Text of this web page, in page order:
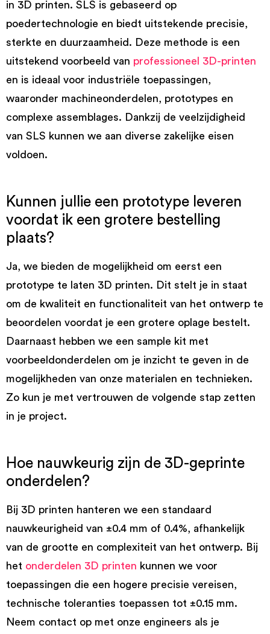
in 3D printen. SLS is gebaseerd op
poedertechnologie en biedt uitstekende precisie,
sterkte en duurzaamheid. Deze methode is een
uitstekend voorbeeld van professioneel 3D-printen
en is ideaal voor industriële toepassingen,
waaronder machineonderdelen, prototypes en
complexe assemblages. Dankzij de veelzijdigheid
van SLS kunnen we aan diverse zakelijke eisen
voldoen.
Kunnen jullie een prototype leveren
voordat ik een grotere bestelling
plaats?
Ja, we bieden de mogelijkheid om eerst een
prototype te laten 3D printen. Dit stelt je in staat
om de kwaliteit en functionaliteit van het ontwerp te
beoordelen voordat je een grotere oplage bestelt.
Daarnaast hebben we een sample kit met
voorbeeldonderdelen om je inzicht te geven in de
mogelijkheden van onze materialen en technieken.
Zo kun je met vertrouwen de volgende stap zetten
in je project.
Hoe nauwkeurig zijn de 3D-geprinte
onderdelen?
Bij 3D printen hanteren we een standaard
nauwkeurigheid van ±0.4 mm of 0.4%, afhankelijk
van de grootte en complexiteit van het ontwerp. Bij
het onderdelen 3D printen kunnen we voor
toepassingen die een hogere precisie vereisen,
technische toleranties toepassen tot ±0.15 mm.
Neem contact op met onze engineers als je